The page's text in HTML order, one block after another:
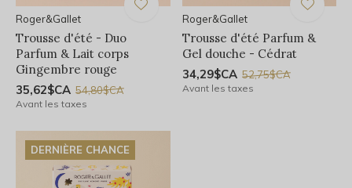
Roger&Gallet
Trousse d'été - Duo
Parfum & Lait corps
Gingembre rouge
35,62$CA 54,80$CA
Avant les taxes
Roger&Gallet
Trousse d'été Parfum &
Gel douche - Cédrat
34,29$CA 52,75$CA
Avant les taxes
DERNIÈRE CHANCE